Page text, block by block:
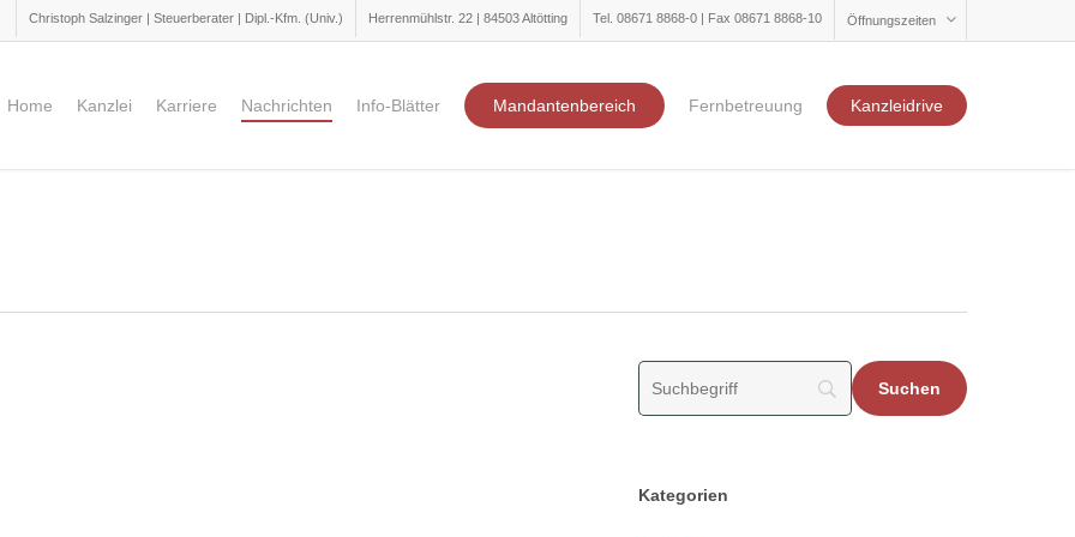
Christoph Salzinger | Steuerberater | Dipl.-Kfm. (Univ.) Herrenmühlstr. 22 | 84503 Altötting Tel. 08671 8868-0 | Fax 08671 8868-10 Öffnungszeiten
Home Kanzlei Karriere Nachrichten Info-Blätter Mandantenbereich Fernbetreuung Kanzleidrive
Kategorien